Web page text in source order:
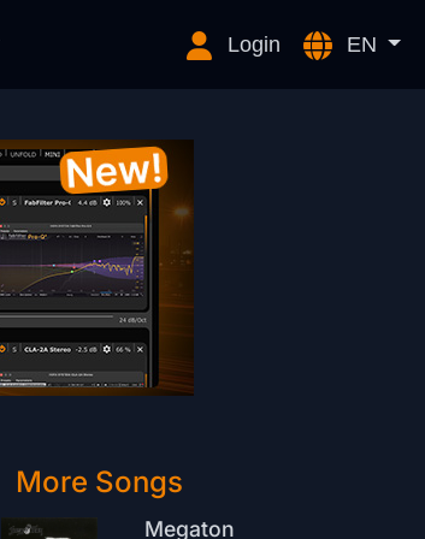
Login EN
More Songs
Megaton